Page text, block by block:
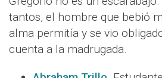
tantos, el hombre que bebió
alma permitía y se vio
cuenta a la madrugada.